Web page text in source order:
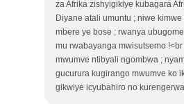
za Afrika zishyigikiye kubagara
Diyane atali umuntu ; niwe
mbere ye bose ; rwanya
mu rwabayanga mwisutsemo
mwumve ntibyali ngombwa ;
gucurura kugirango mwumve ko
gikwiye icyubahiro no